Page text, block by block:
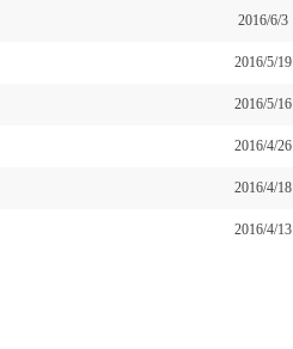
2016/6/3
2016/5/19
2016/5/16
2016/4/26
2016/4/18
2016/4/13